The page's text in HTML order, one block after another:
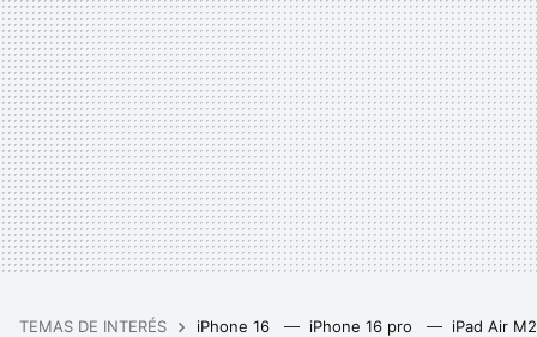
TEMAS DE INTERÉS iPhone 16 iPhone 16 pro iPad Air